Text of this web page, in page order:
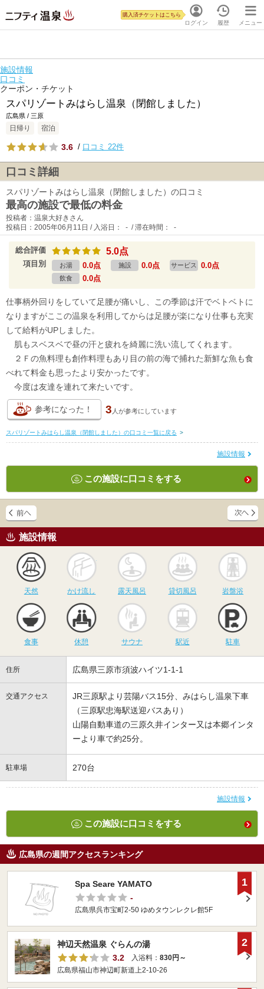
ログイン
購入済チケットはこちら
履歴 メニュー
施設情報
口コミ
クーポン・チケット
スパリゾートみはらし温泉（閉館しました）
広島県 / 三原
日帰り 宿泊
3.6 / 口コミ 22件
口コミ詳細
スパリゾートみはらし温泉（閉館しました）の口コミ
最高の施設で最低の料金
投稿者：温泉大好きさん
投稿日：2005年06月11日 / 入浴日： - / 滞在時間： -
総合評価 5.0点
項目別 お湯 0.0点 施設 0.0点 サービス 0.0点
飲食 0.0点
仕事柄外回りをしていて足腰が痛いし、この季節は汗でベトベトに
なりますがここの温泉を利用してからは足腰が楽になり仕事も充実
して給料がUPしました。
肌もスベスベで昼の汗と疲れを綺麗に洗い流してくれます。
２Ｆの魚料理も創作料理もあり目の前の海で捕れた新鮮な魚も食
べれて料金も思ったより安かったです。
今度は友達を連れて来たいです。
参考になった！ 3 人が参考にしています
スパリゾートみはらし温泉（閉館しました）の口コミ一覧に戻る >
施設情報
この施設に口コミをする
施設情報
天然
かけ流し
かけ流し
露天風呂
露天風呂
貸切風呂
貸切風呂 岩盤浴
食事 休憩
サウナ
サウナ 駅近 駐車
住所 広島県三原市須波ハイツ1-1-1
交通アクセス
JR三原駅より芸陽バス15分、みはらし温泉下車
（三原駅忠海駅送迎バスあり）
山陽自動車道の三原久井インター又は本郷インタ
ーより車で約25分。
駐車場 270台
施設情報
この施設に口コミをする
広島県の週間アクセスランキング
Spa Seare YAMATO
-
広島県呉市宝町2-50 ゆめタウンレクレ館5F
1
神辺天然温泉 ぐらんの湯
3.2
入浴料： 830円～
広島県福山市神辺町新道上2-10-26
2